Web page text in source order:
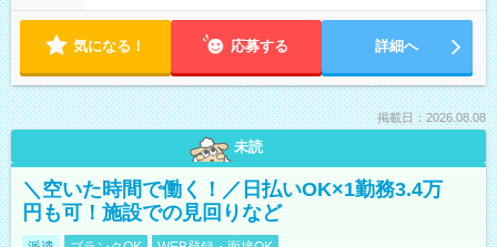
気になる！ 応募する 詳細へ
掲載日：2026.08.08
未読
＼空いた時間で働く！／日払いOK×1勤務3.4万
円も可！施設での見回りなど